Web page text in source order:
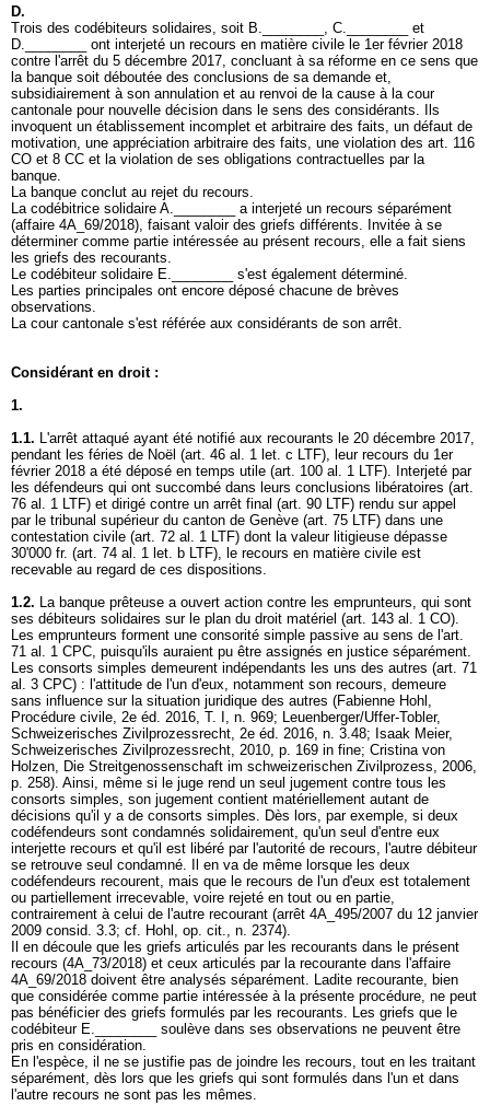
D.
Trois des codébiteurs solidaires, soit B.________, C.________ et
D.________ ont interjeté un recours en matière civile le 1er février 2018
contre l'arrêt du 5 décembre 2017, concluant à sa réforme en ce sens que
la banque soit déboutée des conclusions de sa demande et,
subsidiairement à son annulation et au renvoi de la cause à la cour
cantonale pour nouvelle décision dans le sens des considérants. Ils
invoquent un établissement incomplet et arbitraire des faits, un défaut de
motivation, une appréciation arbitraire des faits, une violation des art. 116
CO et 8 CC et la violation de ses obligations contractuelles par la
banque.
La banque conclut au rejet du recours.
La codébitrice solidaire A.________ a interjeté un recours séparément
(affaire 4A_69/2018), faisant valoir des griefs différents. Invitée à se
déterminer comme partie intéressée au présent recours, elle a fait siens
les griefs des recourants.
Le codébiteur solidaire E.________ s'est également déterminé.
Les parties principales ont encore déposé chacune de brèves
observations.
La cour cantonale s'est référée aux considérants de son arrêt.
Considérant en droit :
1.
1.1. L'arrêt attaqué ayant été notifié aux recourants le 20 décembre 2017,
pendant les féries de Noël (art. 46 al. 1 let. c LTF), leur recours du 1er
février 2018 a été déposé en temps utile (art. 100 al. 1 LTF). Interjeté par
les défendeurs qui ont succombé dans leurs conclusions libératoires (art.
76 al. 1 LTF) et dirigé contre un arrêt final (art. 90 LTF) rendu sur appel
par le tribunal supérieur du canton de Genève (art. 75 LTF) dans une
contestation civile (art. 72 al. 1 LTF) dont la valeur litigieuse dépasse
30'000 fr. (art. 74 al. 1 let. b LTF), le recours en matière civile est
recevable au regard de ces dispositions.
1.2. La banque prêteuse a ouvert action contre les emprunteurs, qui sont
ses débiteurs solidaires sur le plan du droit matériel (art. 143 al. 1 CO).
Les emprunteurs forment une consorité simple passive au sens de l'art.
71 al. 1 CPC, puisqu'ils auraient pu être assignés en justice séparément.
Les consorts simples demeurent indépendants les uns des autres (art. 71
al. 3 CPC) : l'attitude de l'un d'eux, notamment son recours, demeure
sans influence sur la situation juridique des autres (Fabienne Hohl,
Procédure civile, 2e éd. 2016, T. I, n. 969; Leuenberger/Uffer-Tobler,
Schweizerisches Zivilprozessrecht, 2e éd. 2016, n. 3.48; Isaak Meier,
Schweizerisches Zivilprozessrecht, 2010, p. 169 in fine; Cristina von
Holzen, Die Streitgenossenschaft im schweizerischen Zivilprozess, 2006,
p. 258). Ainsi, même si le juge rend un seul jugement contre tous les
consorts simples, son jugement contient matériellement autant de
décisions qu'il y a de consorts simples. Dès lors, par exemple, si deux
codéfendeurs sont condamnés solidairement, qu'un seul d'entre eux
interjette recours et qu'il est libéré par l'autorité de recours, l'autre débiteur
se retrouve seul condamné. Il en va de même lorsque les deux
codéfendeurs recourent, mais que le recours de l'un d'eux est totalement
ou partiellement irrecevable, voire rejeté en tout ou en partie,
contrairement à celui de l'autre recourant (arrêt 4A_495/2007 du 12 janvier
2009 consid. 3.3; cf. Hohl, op. cit., n. 2374).
Il en découle que les griefs articulés par les recourants dans le présent
recours (4A_73/2018) et ceux articulés par la recourante dans l'affaire
4A_69/2018 doivent être analysés séparément. Ladite recourante, bien
que considérée comme partie intéressée à la présente procédure, ne peut
pas bénéficier des griefs formulés par les recourants. Les griefs que le
codébiteur E.________ soulève dans ses observations ne peuvent être
pris en considération.
En l'espèce, il ne se justifie pas de joindre les recours, tout en les traitant
séparément, dès lors que les griefs qui sont formulés dans l'un et dans
l'autre recours ne sont pas les mêmes.